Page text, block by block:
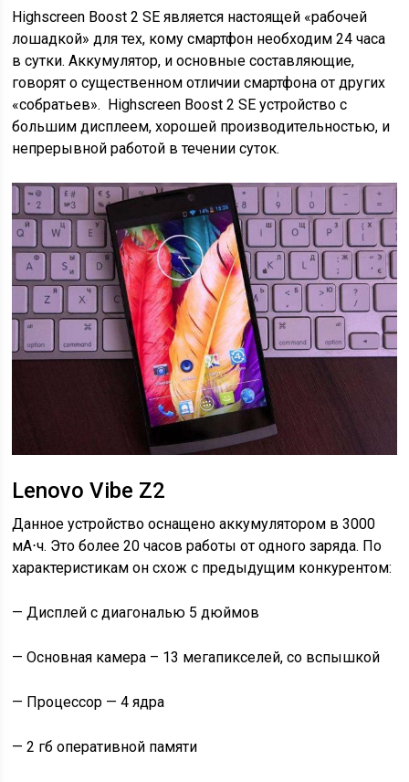
Highscreen Boost 2 SE является настоящей «рабочей
лошадкой» для тех, кому смартфон необходим 24 часа
в сутки. Аккумулятор, и основные составляющие,
говорят о существенном отличии смартфона от других
«собратьев». Highscreen Boost 2 SE устройство с
большим дисплеем, хорошей производительностью, и
непрерывной работой в течении суток.
Lenovo Vibe Z2
Данное устройство оснащено аккумулятором в 3000
мА⋅ч. Это более 20 часов работы от одного заряда. По
характеристикам он схож с предыдущим конкурентом:
— Дисплей с диагональю 5 дюймов
— Основная камера – 13 мегапикселей, со вспышкой
— Процессор — 4 ядра
— 2 гб оперативной памяти